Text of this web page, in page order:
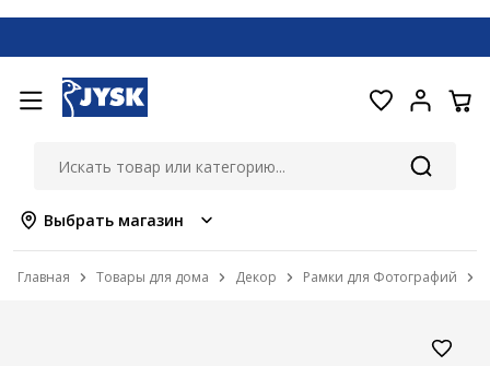
Выбрать магазин
Главная Товары для дома Декор Рамки для Фотографий